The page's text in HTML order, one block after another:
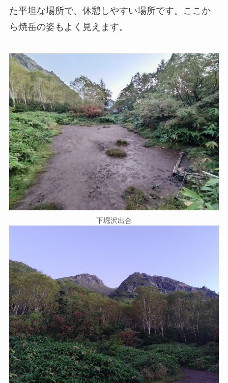
た平坦な場所で、休憩しやすい場所です。ここか
ら焼岳の姿もよく見えます。
下堀沢出合